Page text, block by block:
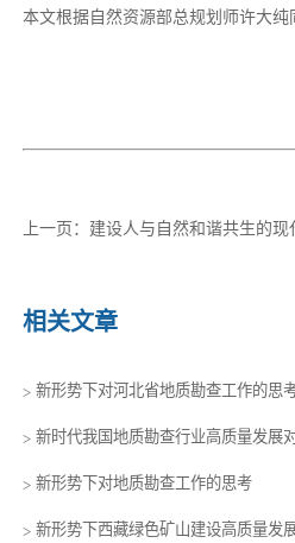
本文根据自然资源部总规划师许大纯
上一页： 建设人与自然和谐共生的现
相关文章
> 新形势下对河北省地质勘查工作的思
> 新时代我国地质勘查行业高质量发展
> 新形势下对地质勘查工作的思考
> 新形势下西藏绿色矿山建设高质量发